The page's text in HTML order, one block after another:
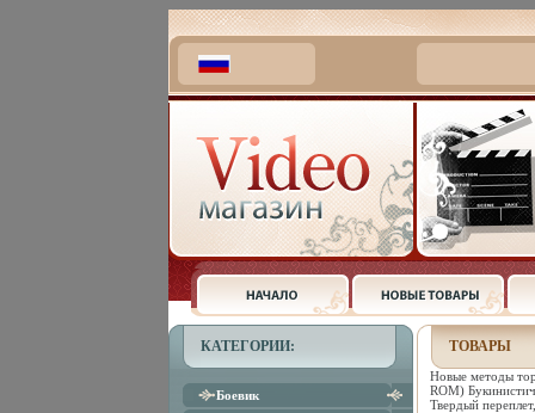
КАТЕГОРИИ:
Боевик
ТОВАРЫ
Новые методы
ROM)
Твердый